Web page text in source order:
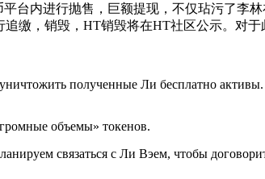
台内进行抛售，巨额提现，不仅玷污了李
缴，销毁，HT销毁将在HT社区公示。对于
полученные Ли бесплатно
объемы» токенов.
связаться с Ли Вэем, чтобы